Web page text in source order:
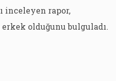
inceleyen rapor,
erkek olduğunu bulguladı.